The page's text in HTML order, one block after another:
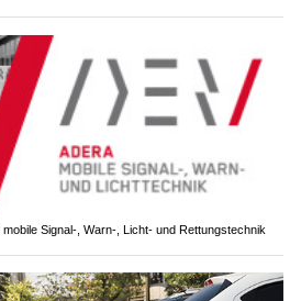
Signal-, Warn-, Licht- und Rettungstechnik